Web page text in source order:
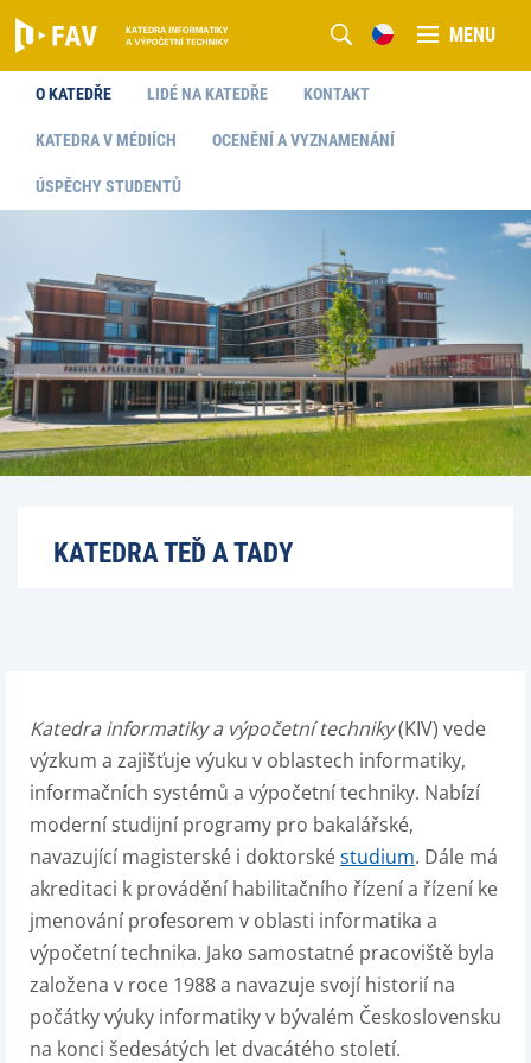
MENU
O KATEDŘE LIDÉ NA KATEDŘE KONTAKT
KATEDRA V MÉDIÍCH OCENĚNÍ A VYZNAMENÁNÍ
ÚSPĚCHY STUDENTŮ
KATEDRA TEĎ A TADY
Katedra informatiky a výpočetní techniky(KIV) vede
výzkum a zajišťuje výuku v oblastech informatiky,
informačních systémů a výpočetní techniky. Nabízí
moderní studijní programy pro bakalářské,
navazující magisterské i doktorskéstudium. Dále má
akreditaci k provádění habilitačního řízení a řízení ke
jmenování profesorem v oblasti informatika a
výpočetní technika. Jako samostatné pracoviště byla
založena v roce 1988 a navazuje svojí historií na
počátky výuky informatiky v bývalém Československu
na konci šedesátých let dvacátého století.